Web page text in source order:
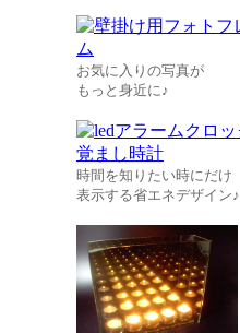
お気に入りの写真が
もっと身近に♪
時間を知りたい時にだけ
表示する省エネデザイン♪